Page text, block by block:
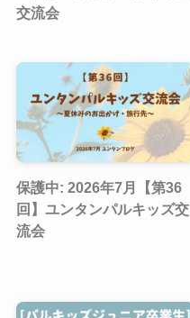
交流会
保護中: 2026年7月【第36
回】ユンタンパルキッズ交
流会